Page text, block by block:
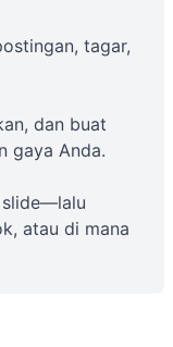
tagar,
dan buat
gaya Anda.
slide—lalu
atau di mana